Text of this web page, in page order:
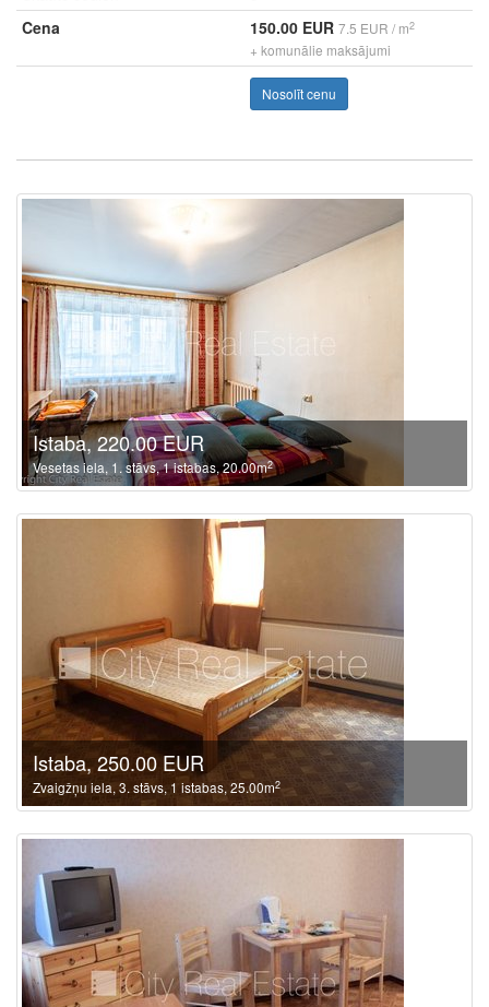
Cena
150.00 EUR 7.5 EUR / m2
+ komunālie maksājumi
Nosolīt cenu
Istaba, 220.00 EUR
Vesetas iela, 1. stāvs, 1 istabas, 20.00m2
Istaba, 250.00 EUR
Zvaigžņu iela, 3. stāvs, 1 istabas, 25.00m2